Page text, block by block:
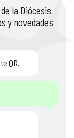
de la Diócesis
y novedades
QR.